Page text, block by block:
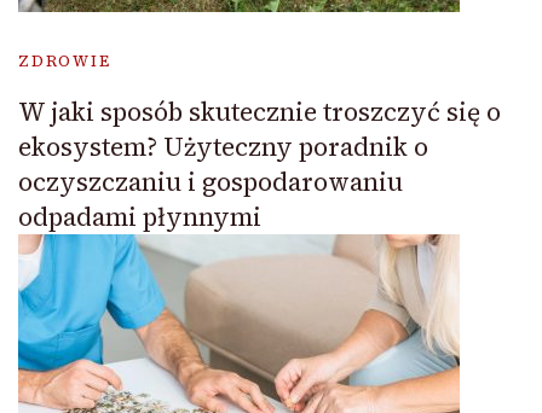
ZDROWIE
W jaki sposób skutecznie troszczyć się o
ekosystem? Użyteczny poradnik o
oczyszczaniu i gospodarowaniu
odpadami płynnymi